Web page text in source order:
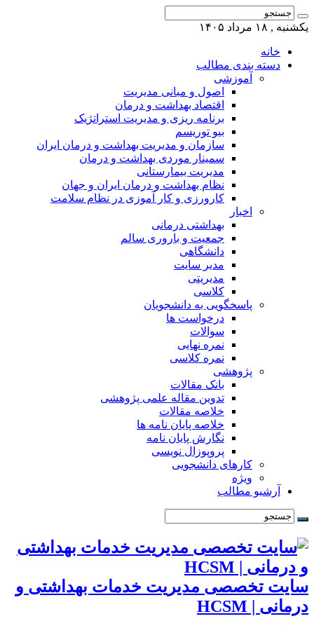
یکشنبه , ۱۸ مرداد ۱۴۰۵
خانه
دسته بندی مطالب
آموزشی
اصول و مبانی مدیریت
اقتصاد بهداشت و درمان
برنامه ریزی و مدیریت استراتژیک
بیو توریسم
سازمان و مدیریت بهداشت و درمان ایران
سمینار موردی بهداشت و درمان
مدیریت بیمارستانی
نظام بهداشت و درمان ایران و جهان
کارورزی و کار آموزی در نظام سلامت
اخبار
بهداشتی درمانی
جمعیت و باروری سالم
دانشگاهی
مدیر سایت
مدیریتی
کلاسی
پاسخگویی به دانشجویان
درخواست ها
سوالات
نمره نهایی
نمره کلاسی
پژوهشی
بانک مقالات
تدوین مقاله علمی پژوهشی
خلاصه مقالات
خلاصه پایان نامه ها
نگارش پایان نامه
پروپوزال نویسی
کارهای دانشجویی
ویژه
آرشیو مطالب
سایت تخصصی مدیریت خدمات بهداشتی و
درمانی | HCSM